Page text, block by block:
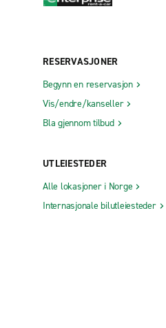
RESERVASJONER
Begynn en reservasjon
Vis/endre/kanseller
Bla gjennom tilbud
UTLEIESTEDER
Alle lokasjoner i Norge
Internasjonale bilutleiesteder